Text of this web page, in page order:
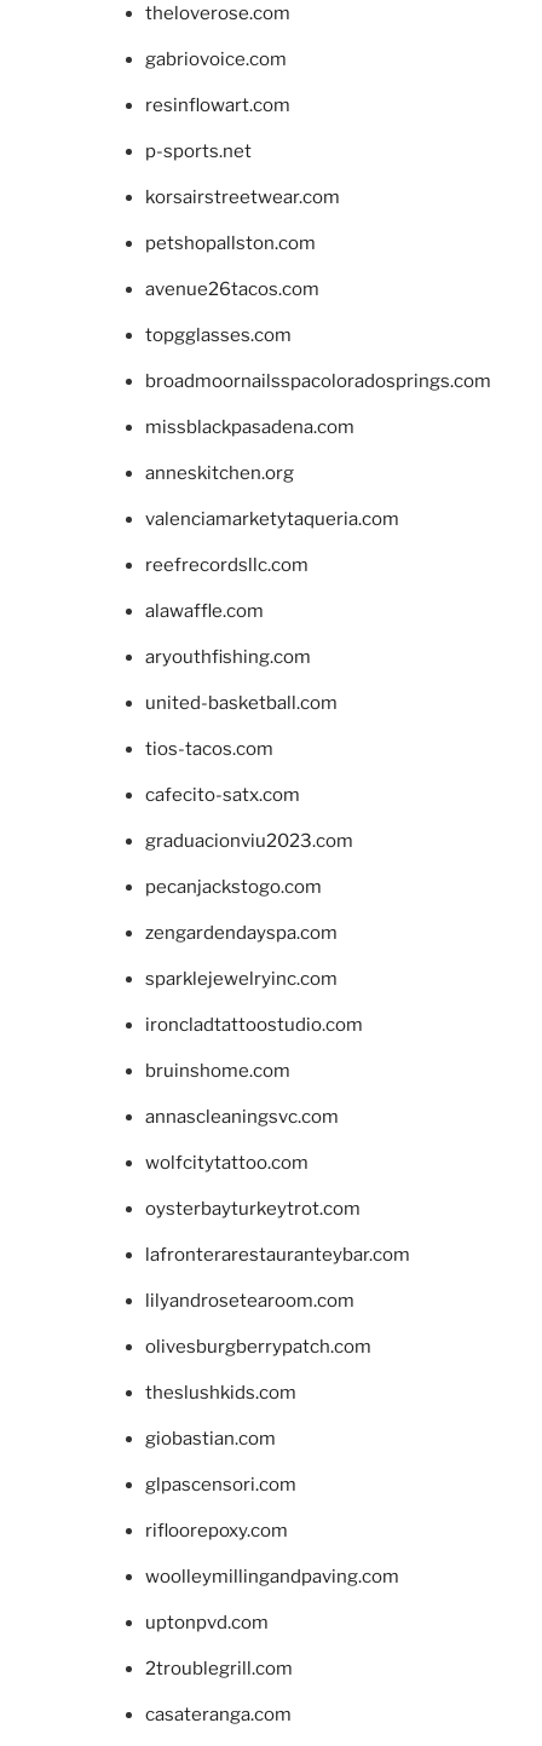
theloverose.com
gabriovoice.com
resinflowart.com
p-sports.net
korsairstreetwear.com
petshopallston.com
avenue26tacos.com
topgglasses.com
broadmoornailsspacoloradosprings.com
missblackpasadena.com
anneskitchen.org
valenciamarketytaqueria.com
reefrecordsllc.com
alawaffle.com
aryouthfishing.com
united-basketball.com
tios-tacos.com
cafecito-satx.com
graduacionviu2023.com
pecanjackstogo.com
zengardendayspa.com
sparklejewelryinc.com
ironcladtattoostudio.com
bruinshome.com
annascleaningsvc.com
wolfcitytattoo.com
oysterbayturkeytrot.com
lafronterarestauranteybar.com
lilyandrosetearoom.com
olivesburgberrypatch.com
theslushkids.com
giobastian.com
glpascensori.com
rifloorepoxy.com
woolleymillingandpaving.com
uptonpvd.com
2troublegrill.com
casateranga.com